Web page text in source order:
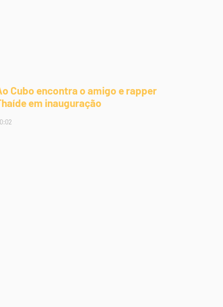
Cubo encontra o amigo e rapper
em inauguração